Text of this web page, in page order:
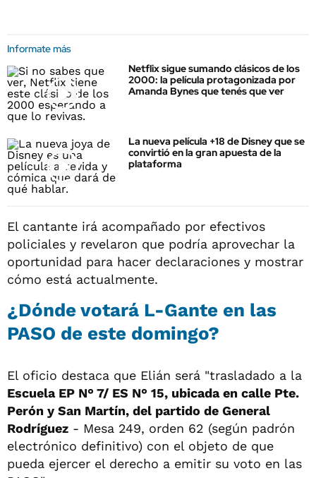
Informate más
Netflix sigue sumando clásicos de los
2000: la película protagonizada por
Amanda Bynes que tenés que ver
La nueva película +18 de Disney que se
convirtió en la gran apuesta de la
plataforma
El cantante irá acompañado por efectivos
policiales y revelaron que podría aprovechar la
oportunidad para hacer declaraciones y mostrar
cómo está actualmente.
¿Dónde votará L-Gante en las
PASO de este domingo?
El oficio destaca que Elián será "trasladado a la
Escuela EP N° 7/ ES N° 15, ubicada en calle Pte.
Perón y San Martín, del partido de General
Rodríguez - Mesa 249, orden 62 (según padrón
electrónico definitivo) con el objeto de que
pueda ejercer el derecho a emitir su voto en las